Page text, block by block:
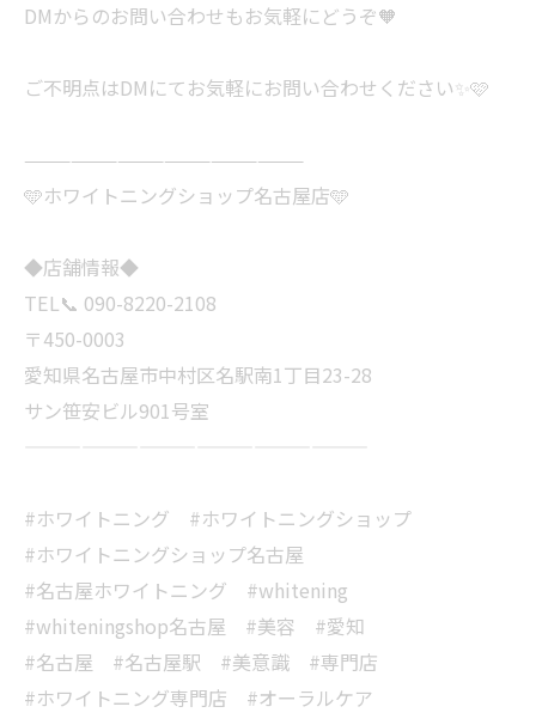
DMからのお問い合わせもお気軽にどうぞ🧡
ご不明点はDMにてお気軽にお問い合わせください✨🩷
——————————————————
🩵ホワイトニングショップ名古屋店🩵
◆店舗情報◆
TEL📞 090-8220-2108
〒450-0003
愛知県名古屋市中村区名駅南1丁目23-28
サン笹安ビル901号室
#ホワイトニング #ホワイトニングショップ
#ホワイトニングショップ名古屋
#名古屋ホワイトニング #whitening
#whiteningshop名古屋 #美容 #愛知
#名古屋 #名古屋駅 #美意識 #専門店
#ホワイトニング専門店 #オーラルケア